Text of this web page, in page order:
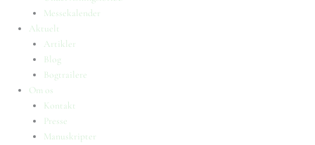
Messekalender
Aktuelt
Artikler
Blog
Bogtrailere
Om os
Kontakt
Presse
Manuskripter